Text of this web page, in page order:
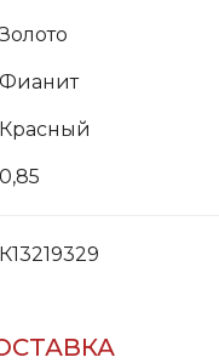
Золото
Фианит
Красный
0,85
К13219329